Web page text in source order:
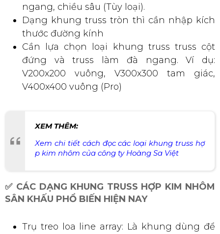
ngang, chiều sâu (Tùy loại).
Dạng khung truss tròn thì cần nhập kích
thước đường kính
Cần lựa chọn loại khung truss truss cột
đứng và truss làm đà ngang. Ví dụ:
V200x200 vuông, V300x300 tam giác,
V400x400 vuông (Pro)
XEM THÊM:
Xem chi tiết cách đọc các loại khung truss hợ
p kim nhôm của công ty Hoàng Sa Việt
✅ CÁC DẠNG KHUNG TRUSS HỢP KIM NHÔM
SÂN KHẤU PHỔ BIẾN HIỆN NAY
Trụ treo loa line array: Là khung dùng để